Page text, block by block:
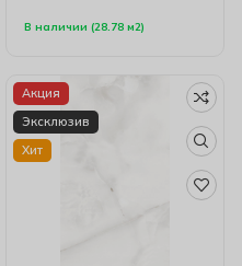
В наличии (28.78 м2)
Акция
Эксклюзив
Хит